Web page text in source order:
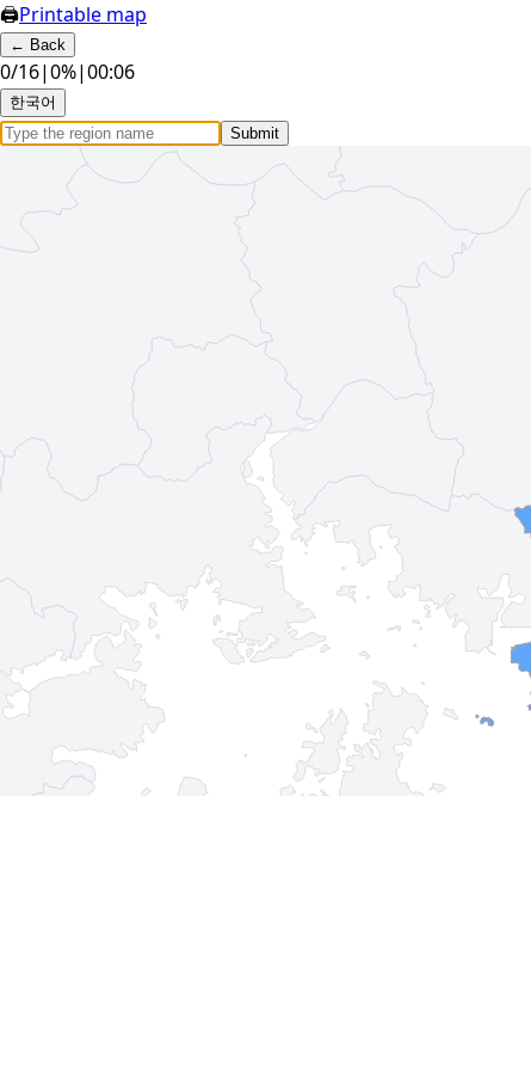
🖨Printable map
← Back
0/16|0%|00:07
한국어
Submit